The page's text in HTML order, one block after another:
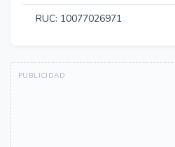
RUC: 10077026971